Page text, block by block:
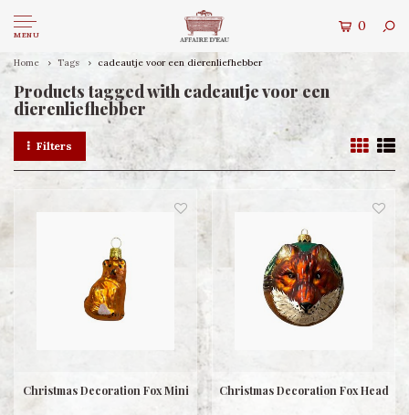
MENU
0
Home Tags cadeautje voor een dierenliefhebber
Products tagged with cadeautje voor een
dierenliefhebber
Filters
Christmas Decoration Fox Mini Christmas Decoration Fox Head